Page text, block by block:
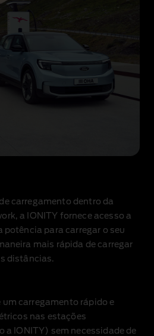
carregamento dentro da
a IONITY fornece acesso a
potência para carregar o seu
mais rápida de carregar
distâncias.
um carregamento rápido e
nas estações
IONITY) sem necessidade de